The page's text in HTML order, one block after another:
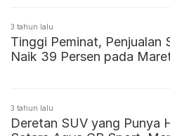
3 tahun lalu
Tinggi Peminat, Penjualan
Naik 39 Persen pada
3 tahun lalu
Deretan SUV yang Punya